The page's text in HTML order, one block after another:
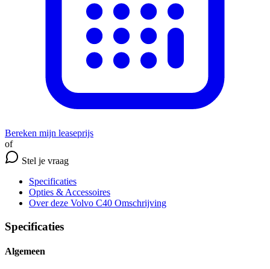
Bereken mijn leaseprijs
of
Stel je vraag
Specificaties
Opties & Accessoires
Over deze Volvo C40 Omschrijving
Specificaties
Algemeen